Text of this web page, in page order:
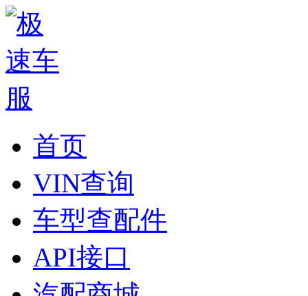
首页
VIN查询
车型查配件
API接口